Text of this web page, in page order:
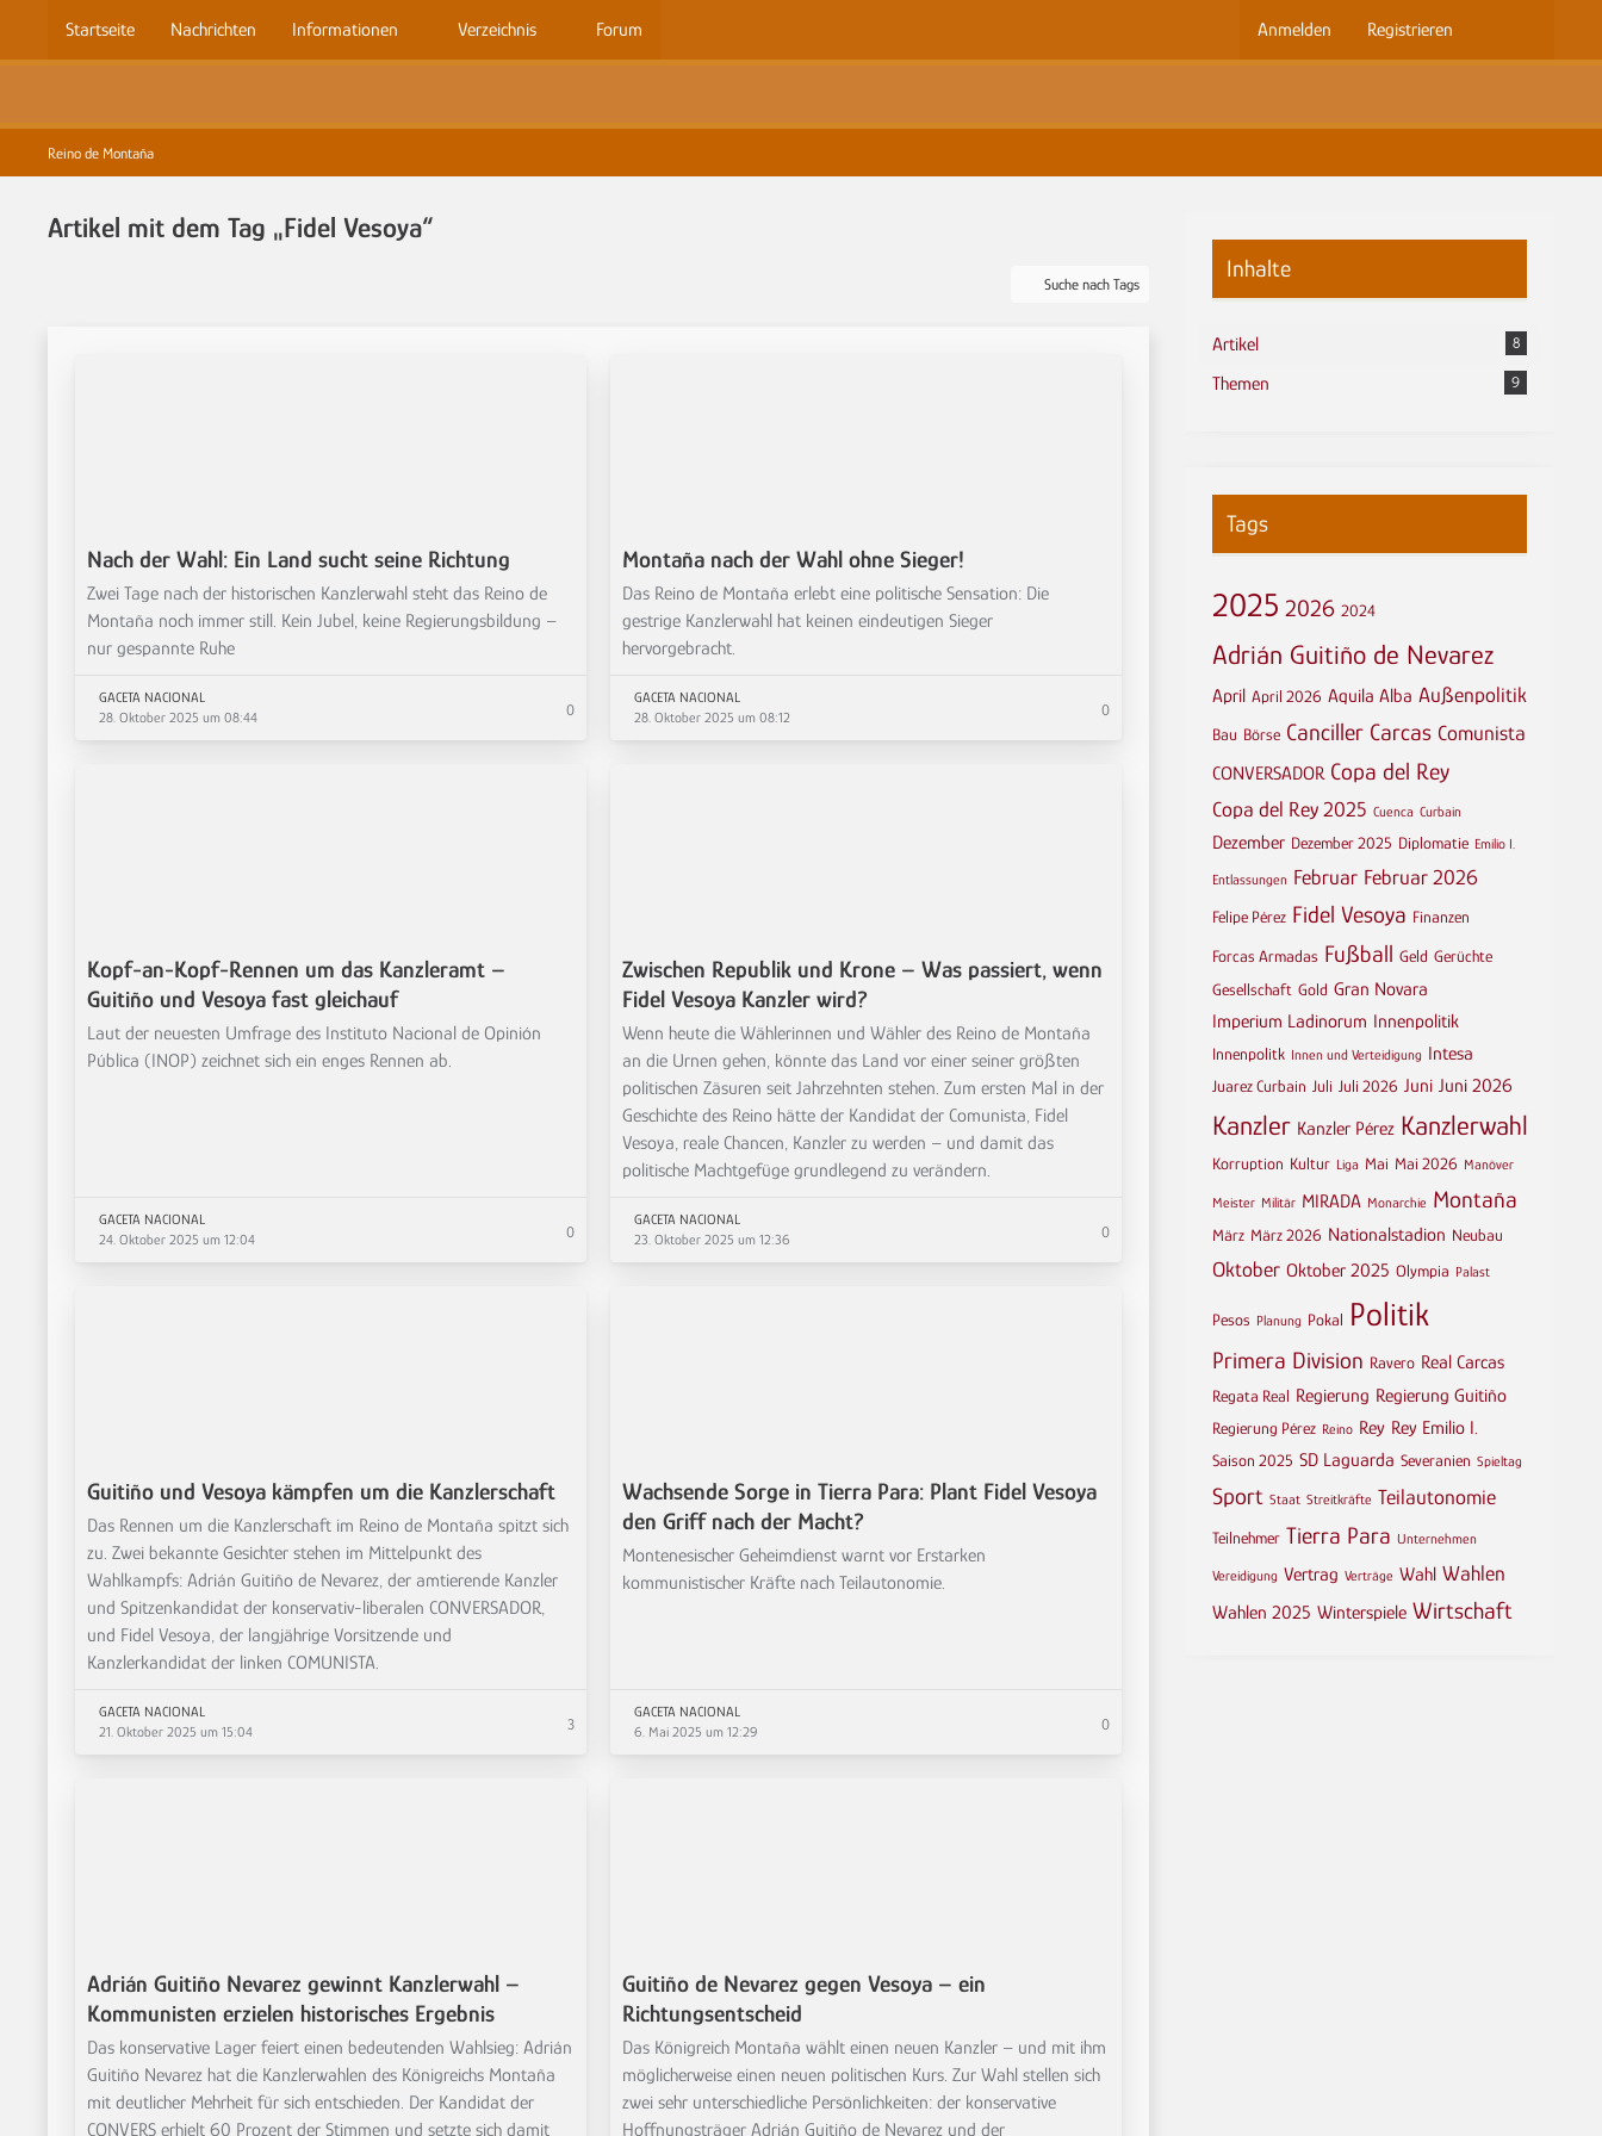
Startseite Nachrichten Informationen Verzeichnis Forum Anmelden Registrieren
Reino de Montaña
Artikel mit dem Tag „Fidel Vesoya“
Suche nach Tags
Nach der Wahl: Ein Land sucht seine Richtung
Zwei Tage nach der historischen Kanzlerwahl steht das Reino de
Montaña noch immer still. Kein Jubel, keine Regierungsbildung –
nur gespannte Ruhe
GACETA NACIONAL
28. Oktober 2025 um 08:44
0
Montaña nach der Wahl ohne Sieger!
Das Reino de Montaña erlebt eine politische Sensation: Die
gestrige Kanzlerwahl hat keinen eindeutigen Sieger
hervorgebracht.
GACETA NACIONAL
28. Oktober 2025 um 08:12
0
Kopf-an-Kopf-Rennen um das Kanzleramt –
Guitiño und Vesoya fast gleichauf
Laut der neuesten Umfrage des Instituto Nacional de Opinión
Pública (INOP) zeichnet sich ein enges Rennen ab.
GACETA NACIONAL
24. Oktober 2025 um 12:04
0
Zwischen Republik und Krone – Was passiert, wenn
Fidel Vesoya Kanzler wird?
Wenn heute die Wählerinnen und Wähler des Reino de Montaña
an die Urnen gehen, könnte das Land vor einer seiner größten
politischen Zäsuren seit Jahrzehnten stehen. Zum ersten Mal in der
Geschichte des Reino hätte der Kandidat der Comunista, Fidel
Vesoya, reale Chancen, Kanzler zu werden – und damit das
politische Machtgefüge grundlegend zu verändern.
GACETA NACIONAL
23. Oktober 2025 um 12:36
0
Guitiño und Vesoya kämpfen um die Kanzlerschaft
Das Rennen um die Kanzlerschaft im Reino de Montaña spitzt sich
zu. Zwei bekannte Gesichter stehen im Mittelpunkt des
Wahlkampfs: Adrián Guitiño de Nevarez, der amtierende Kanzler
und Spitzenkandidat der konservativ-liberalen CONVERSADOR,
und Fidel Vesoya, der langjährige Vorsitzende und
Kanzlerkandidat der linken COMUNISTA.
GACETA NACIONAL
21. Oktober 2025 um 15:04
3
Wachsende Sorge in Tierra Para: Plant Fidel Vesoya
den Griff nach der Macht?
Montenesischer Geheimdienst warnt vor Erstarken
kommunistischer Kräfte nach Teilautonomie.
GACETA NACIONAL
6. Mai 2025 um 12:29
0
Adrián Guitiño Nevarez gewinnt Kanzlerwahl –
Kommunisten erzielen historisches Ergebnis
Das konservative Lager feiert einen bedeutenden Wahlsieg: Adrián
Guitiño Nevarez hat die Kanzlerwahlen des Königreichs Montaña
mit deutlicher Mehrheit für sich entschieden. Der Kandidat der
CONVERS erhielt 60 Prozent der Stimmen und setzte sich damit
Guitiño de Nevarez gegen Vesoya – ein
Richtungsentscheid
Das Königreich Montaña wählt einen neuen Kanzler – und mit ihm
möglicherweise einen neuen politischen Kurs. Zur Wahl stellen sich
zwei sehr unterschiedliche Persönlichkeiten: der konservative
Hoffnungsträger Adrián Guitiño de Nevarez und der
Inhalte
Artikel 8
Themen 9
Tags
2025 2026 2024
Adrián Guitiño de Nevarez
April April 2026 Aquila Alba Außenpolitik
Bau Börse Canciller Carcas Comunista
CONVERSADOR Copa del Rey
Copa del Rey 2025 Cuenca Curbain
Dezember Dezember 2025 Diplomatie Emilio I.
Entlassungen Februar Februar 2026
Felipe Pérez Fidel Vesoya Finanzen
Forcas Armadas Fußball Geld Gerüchte
Gesellschaft Gold Gran Novara
Imperium Ladinorum Innenpolitik
Innenpolitk Innen und Verteidigung Intesa
Juarez Curbain Juli Juli 2026 Juni Juni 2026
Kanzler Kanzler Pérez Kanzlerwahl
Korruption Kultur Liga Mai Mai 2026 Manöver
Meister Militär MIRADA Monarchie Montaña
März März 2026 Nationalstadion Neubau
Oktober Oktober 2025 Olympia Palast
Pesos Planung Pokal Politik
Primera Division Ravero Real Carcas
Regata Real Regierung Regierung Guitiño
Regierung Pérez Reino Rey Rey Emilio I.
Saison 2025 SD Laguarda Severanien Spieltag
Sport Staat Streitkräfte Teilautonomie
Teilnehmer Tierra Para Unternehmen
Vereidigung Vertrag Verträge Wahl Wahlen
Wahlen 2025 Winterspiele Wirtschaft